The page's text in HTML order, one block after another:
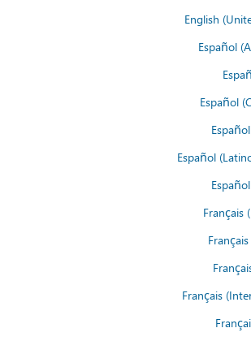
English
Español
Español
Español
Français
Français